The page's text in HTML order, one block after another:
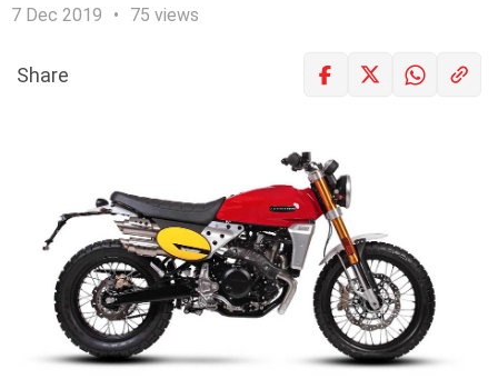
7 Dec 2019 75 views
Share